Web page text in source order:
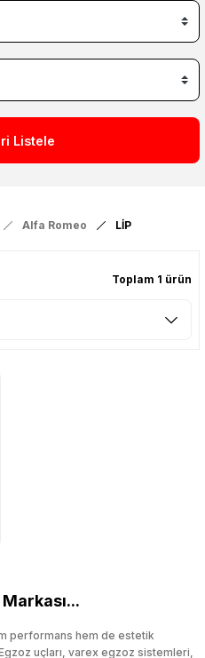
Listele
Alfa Romeo LİP
Toplam 1 ürün
performans hem de estetik
uçları, varex egzoz sistemleri,